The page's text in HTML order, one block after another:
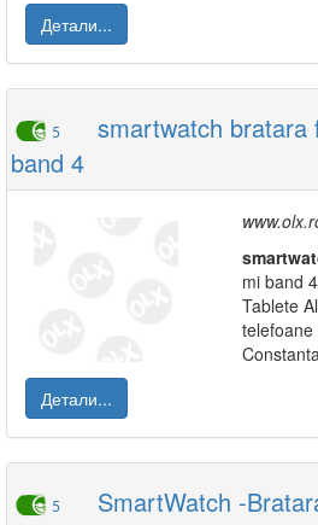
Детали...
5
smartwatch bratara
band 4
mi band
Tablete
Детали...
5
SmartWatch -